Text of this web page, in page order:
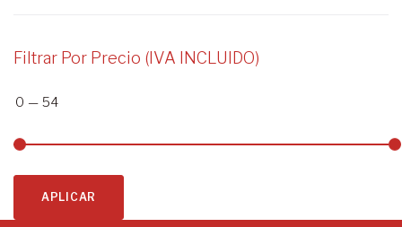
Filtrar Por Precio (IVA INCLUIDO)
0 — 54
APLICAR